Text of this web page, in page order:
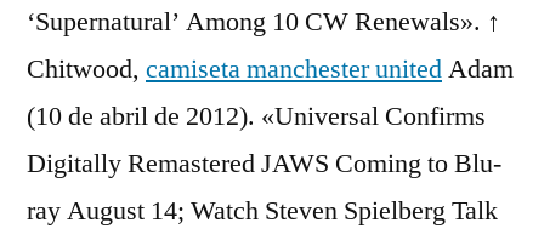
‘Supernatural’ Among 10 CW Renewals». ↑
Chitwood, camiseta manchester unitedAdam
(10 de abril de 2012). «Universal Confirms
Digitally Remastered JAWS Coming to Blu-
ray August 14; Watch Steven Spielberg Talk